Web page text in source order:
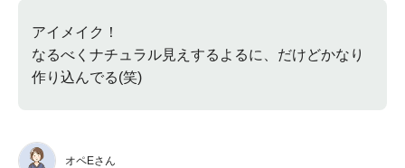
アイメイク！
なるべくナチュラル見えするよるに、だけどかなり
作り込んでる(笑)
オペEさん